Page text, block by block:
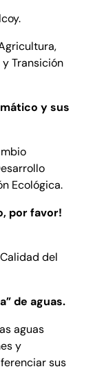
Transición
y sus
Ecológica.
por favor!
del
de aguas.
aguas
y
sus